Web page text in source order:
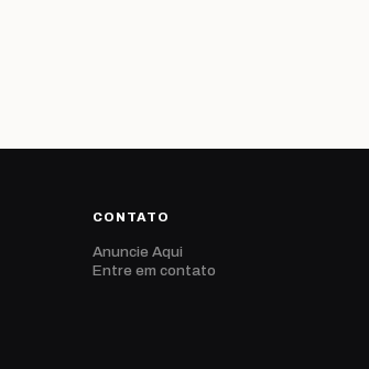
CONTATO
Anuncie Aqui
Entre em contato